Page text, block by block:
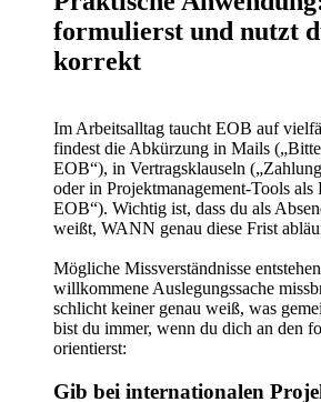
formulierst und nutzt
korrekt
Im Arbeitsalltag taucht EOB auf
findest die Abkürzung in Mails
EOB“), in Vertragsklauseln
oder in Projektmanagement-Tools als
EOB“). Wichtig ist, dass du als
weißt, WANN genau diese Frist
Mögliche Missverständnisse
willkommene Auslegungssache
schlicht keiner genau weiß, was
bist du immer, wenn du dich an den
orientierst:
Gib bei internationalen